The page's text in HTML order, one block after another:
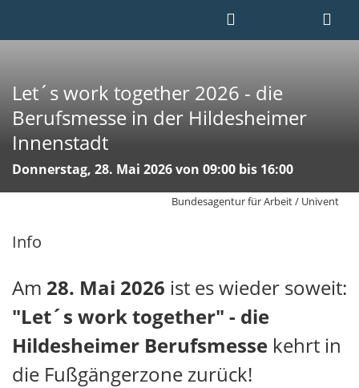
Let´s work together 2026 - die
Berufsmesse in der Hildesheimer
Innenstadt
Donnerstag, 28. Mai 2026 von 09:00 bis 16:00
Bundesagentur für Arbeit / Univent
Info
Am 28. Mai 2026 ist es wieder soweit:
"Let´s work together" - die
Hildesheimer Berufsmesse kehrt in
die Fußgängerzone zurück!